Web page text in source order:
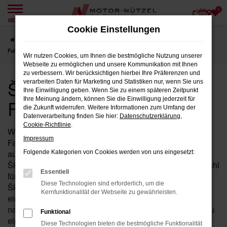
Zum
springen
MENÜ
0
Fulda bei Motor-Nützel
Škoda Jahreswagen für
Fulda bei Motor-Nützel
Wenn Sie in der Nähe von Fulda nach einem fast neuen
Fahrzeug suchen, das Ihnen sowohl hohe Qualität als
auch einen attraktiven Preis bietet, ist der Superb von
Škoda als Jahreswagen bei Motor-Nützel die perfekte Wahl
für Sie. Seit über 90 Jahren sind wir Ihr zuverlässiges
Škoda Autohaus in der Nähe von Fulda und bieten Ihnen
eine exklusive Auswahl an Superb Jahreswagen, die
nahezu alle Vorteile eines Neuwagens bieten – jedoch zu
einem deutlich günstigeren Preis.
Cookie Einstellungen
Wir nutzen Cookies, um Ihnen die bestmögliche Nutzung unserer
Webseite zu ermöglichen und unsere Kommunikation mit Ihnen
zu verbessern. Wir berücksichtigen hierbei Ihre Präferenzen und
verarbeiten Daten für Marketing und Statistiken nur, wenn Sie uns
Ihre Einwilligung geben. Wenn Sie zu einem späteren Zeitpunkt
Ihre Meinung ändern, können Sie die Einwilligung jederzeit für
die Zukunft widerrufen. Weitere Informationen zum Umfang der
Datenverarbeitung finden Sie hier: Datenschutzerklärung,
Cookie-Richtlinie.
Impressum
Folgende Kategorien von Cookies werden von uns eingesetzt:
Essentiell
Diese Technologien sind erforderlich, um die
Kernfunktionalität der Webseite zu gewährleisten.
Funktional
Diese Technologien bieten die bestmögliche Funktionalität